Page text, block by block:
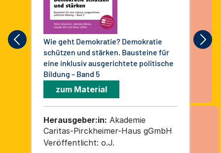
Wie geht Demokratie? Demokratie
schützen und stärken. Bausteine für
eine inklusiv ausgerichtete politische
Bildung – Band 5
zum Material
Herausgeber:in: Akademie
Caritas-Pirckheimer-Haus gGmbH
Veröffentlicht: o.J.